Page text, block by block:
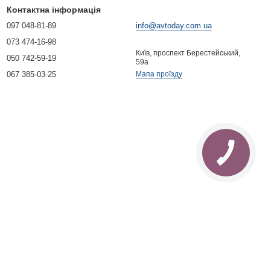
Контактна інформація
097 048-81-89
073 474-16-98
050 742-59-19
067 385-03-25
info@avtoday.com.ua
Київ, проспект Берестейський,
59а
Мапа проїзду